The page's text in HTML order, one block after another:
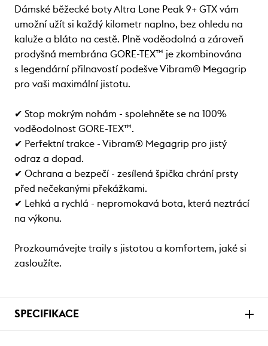
Dámské běžecké boty Altra Lone Peak 9+ GTX vám
umožní užít si každý kilometr naplno, bez ohledu na
kaluže a bláto na cestě. Plně voděodolná a zároveň
prodyšná membrána GORE-TEX™ je zkombinována
s legendární přilnavostí podešve Vibram® Megagrip
pro vaši maximální jistotu.
✔ Stop mokrým nohám - spolehněte se na 100%
voděodolnost GORE-TEX™.
✔ Perfektní trakce - Vibram® Megagrip pro jistý
odraz a dopad.
✔ Ochrana a bezpečí - zesílená špička chrání prsty
před nečekanými překážkami.
✔ Lehká a rychlá - nepromokavá bota, která neztrácí
na výkonu.
Prozkoumávejte traily s jistotou a komfortem, jaké si
zasloužíte.
SPECIFIKACE